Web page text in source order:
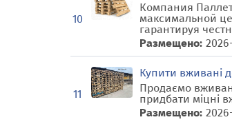
10
Компания
максимальной
гарантируя
Размещено:
11
Купити вживані
Продаємо
придбати міцні
Размещено: